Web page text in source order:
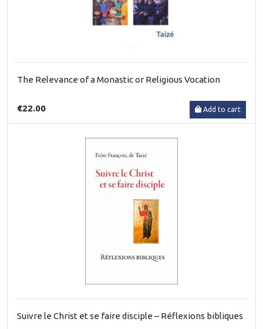
The Relevance of a Monastic or Religious Vocation
€22.00 Add to cart
Suivre le Christ et se faire disciple – Réflexions bibliques